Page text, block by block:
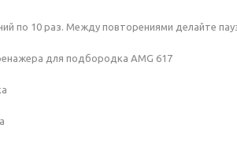
по 10 раз. Между повторениями делайте
для подбородка AMG 617